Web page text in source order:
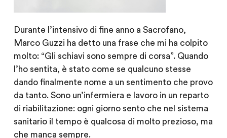
Durante l’intensivo di ﬁne anno a Sacrofano,
Marco Guzzi ha detto una frase che mi ha colpito
molto: “Gli schiavi sono sempre di corsa”. Quando
l’ho sentita, è stato come se qualcuno stesse
dando ﬁnalmente nome a un sentimento che provo
da tanto. Sono un’infermiera e lavoro in un reparto
di riabilitazione: ogni giorno sento che nel sistema
sanitario il tempo è qualcosa di molto prezioso, ma
che manca sempre.